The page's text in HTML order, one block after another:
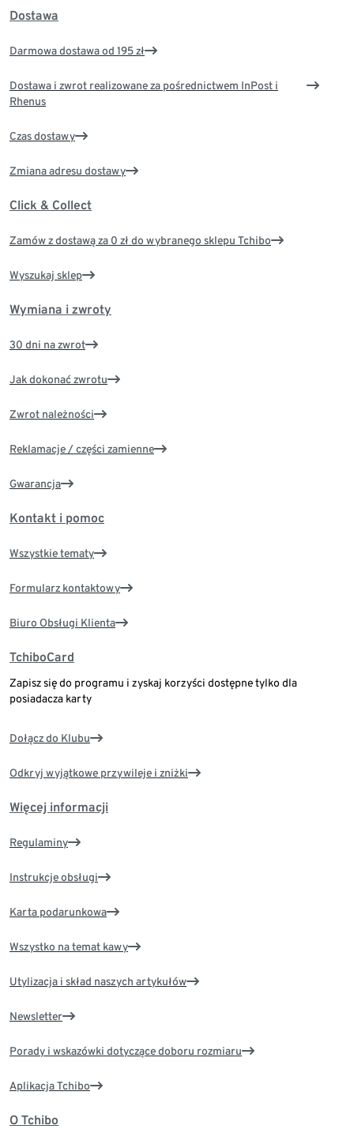
Dostawa
Darmowa dostawa od 195 zł
Dostawa i zwrot realizowane za pośrednictwem InPost i
Rhenus
Czas dostawy
Zmiana adresu dostawy
Click & Collect
Zamów z dostawą za 0 zł do wybranego sklepu Tchibo
Wyszukaj sklep
Wymiana i zwroty
30 dni na zwrot
Jak dokonać zwrotu
Zwrot należności
Reklamacje / części zamienne
Gwarancja
Kontakt i pomoc
Wszystkie tematy
Formularz kontaktowy
Biuro Obsługi Klienta
TchiboCard
Zapisz się do programu i zyskaj korzyści dostępne tylko dla
posiadacza karty
Dołącz do Klubu
Odkryj wyjątkowe przywileje i zniżki
Więcej informacji
Regulaminy
Instrukcje obsługi
Karta podarunkowa
Wszystko na temat kawy
Utylizacja i skład naszych artykułów
Newsletter
Porady i wskazówki dotyczące doboru rozmiaru
Aplikacja Tchibo
O Tchibo